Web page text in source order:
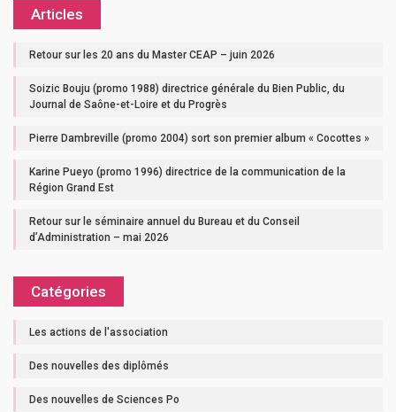
Articles
Retour sur les 20 ans du Master CEAP – juin 2026
Soizic Bouju (promo 1988) directrice générale du Bien Public, du
Journal de Saône-et-Loire et du Progrès
Pierre Dambreville (promo 2004) sort son premier album « Cocottes »
Karine Pueyo (promo 1996) directrice de la communication de la
Région Grand Est
Retour sur le séminaire annuel du Bureau et du Conseil
d’Administration – mai 2026
Catégories
Les actions de l'association
Des nouvelles des diplômés
Des nouvelles de Sciences Po